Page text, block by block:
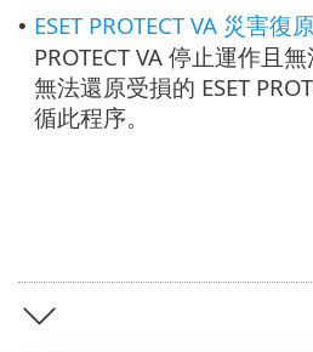
• ESET PROTECT VA 災害復
PROTECT VA 停止運作且
無法還原受損的 ESET
循此程序。